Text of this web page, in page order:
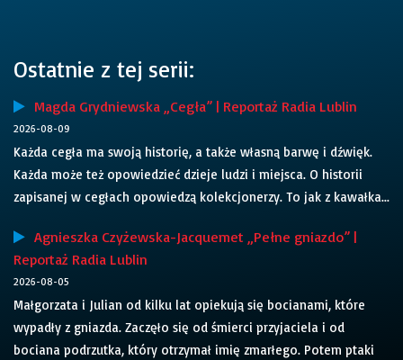
Ostatnie z tej serii:
Magda Grydniewska „Cegła” | Reportaż Radia Lublin
2026-08-09
Każda cegła ma swoją historię, a także własną barwę i dźwięk.
Każda może też opowiedzieć dzieje ludzi i miejsca. O historii
zapisanej w cegłach opowiedzą kolekcjonerzy. To jak z kawałka...
Agnieszka Czyżewska-Jacquemet „Pełne gniazdo” |
Reportaż Radia Lublin
2026-08-05
Małgorzata i Julian od kilku lat opiekują się bocianami, które
wypadły z gniazda. Zaczęło się od śmierci przyjaciela i od
bociana podrzutka, który otrzymał imię zmarłego. Potem ptaki